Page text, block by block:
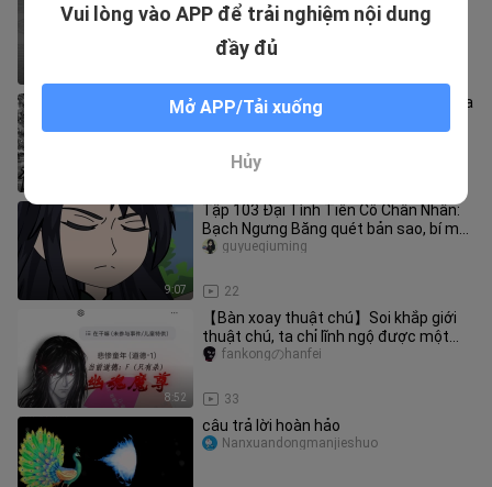
Định Mệnh
"Truyện tranh Đại Ái Tiên Tôn" Trải qua
năm mươi bốn kiếp nạn, mây đen tai
9:07
Tập 103 Đại Tình Tiên Cố Chân Nhân:
Bạch Ngưng Băng quét bản sao, bí mật
của vũ trụ, Hồng Liên Ma Vư
22
guyueqiuming
8:52
【Bàn xoay thuật chú】Soi khắp giới
thuật chú, ta chỉ lĩnh ngộ được một
chữ: giết!
33
fankongのhanfei
câu trả lời hoàn hảo
Nanxuandongmanjieshuo
Vui lòng vào APP để trải nghiệm nội dung
đầy đủ
Mở APP/Tải xuống
Hủy